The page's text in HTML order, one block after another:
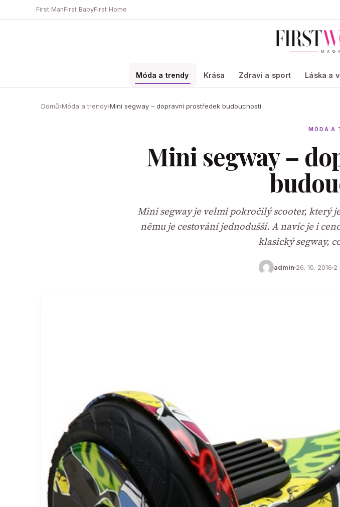
First ManFirst BabyFirst Home
Móda a trendy Krása Zdravi a sport Láska a
Domů›Móda a trendy›Mini segway – dopravní prostředek budoucnosti
MÓDA A
Mini segway –
Mini segway je velmi pokročilý scooter, který
němu je cestování jednodušší. A navíc je i
klasický segway,
admin 26. 10. 2016 2